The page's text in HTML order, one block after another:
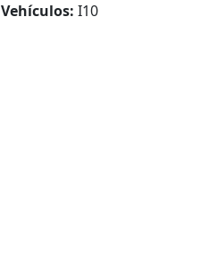
Vehículos: I10